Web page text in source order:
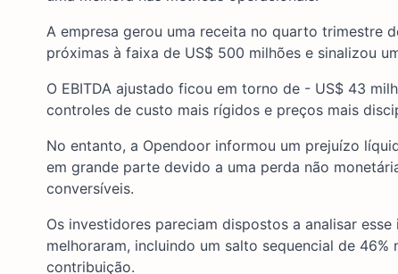
A empresa gerou uma receita no quarto trimestre
próximas à faixa de US$ 500 milhões e sinalizou
O EBITDA ajustado ficou em torno de - US$ 43
controles de custo mais rígidos e preços mais
No entanto, a Opendoor informou um prejuízo
em grande parte devido a uma perda não
conversíveis.
Os investidores pareciam dispostos a analisar
melhoraram, incluindo um salto sequencial de
contribuição.